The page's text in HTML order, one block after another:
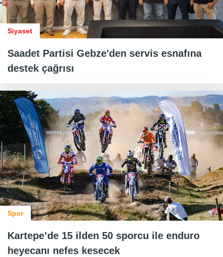
Siyaset
Saadet Partisi Gebze'den servis esnafına
destek çağrısı
Spor
Kartepe’de 15 ilden 50 sporcu ile enduro
heyecanı nefes kesecek